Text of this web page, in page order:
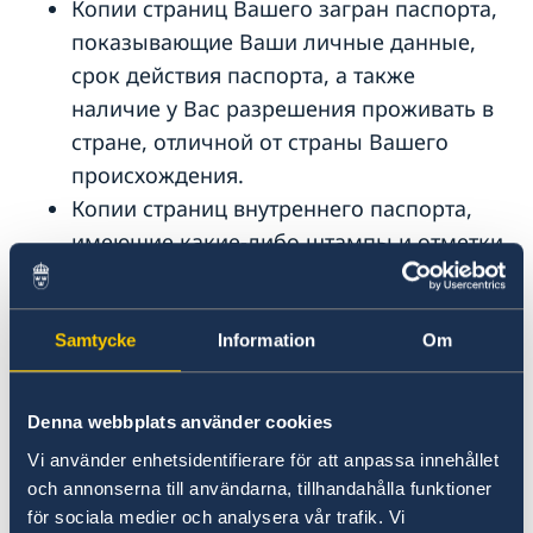
Samtycke Information Om
Denna webbplats använder cookies
Vi använder enhetsidentifierare för att anpassa innehållet
och annonserna till användarna, tillhandahålla funktioner
för sociala medier och analysera vår trafik. Vi
Необходимые документы
Сборы
Консульский сбор за визу
Обжалование решения по заявлению на визу
Предупреждение о мошенничестве в Интернете
Часто задаваемые вопросы
Business Sweden
Копии страниц Вашего загран паспорта,
показывающие Ваши личные данные,
срок действия паспорта, а также
наличие у Вас разрешения проживать в
стране, отличной от страны Вашего
происхождения.
Копии страниц внутреннего паспорта,
имеющие какие-либо штампы и отметки
Предложение на работу в Швеции,
заключение профсоюза, а также другие
документы, которые Вы можете
Сопровождающие лица